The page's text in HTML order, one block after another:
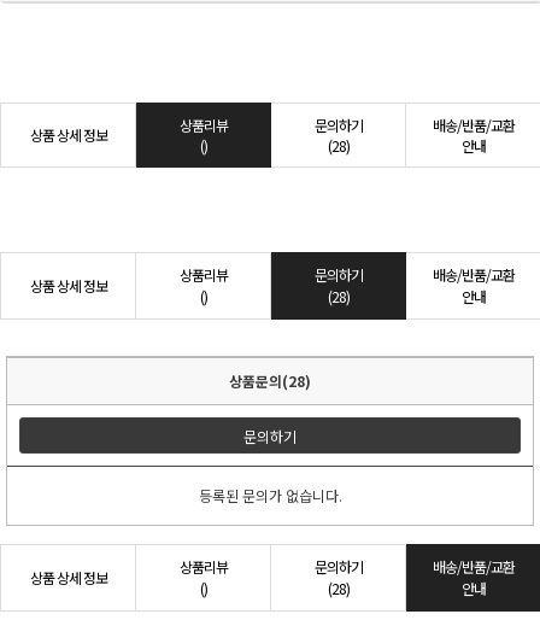
상품 상세 정보
상품리뷰
()
문의하기
(28)
배송/반품/교환
안내
상품 상세 정보
상품리뷰
()
문의하기
(28)
배송/반품/교환
안내
상품문의(28)
문의하기
등록된 문의가 없습니다.
상품 상세 정보
상품리뷰
()
문의하기
(28)
배송/반품/교환
안내